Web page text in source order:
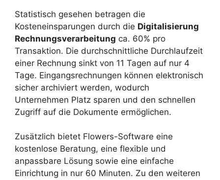
Statistisch gesehen betragen die
Kosteneinsparungen durch die Digitalisierung
Rechnungsverarbeitung ca. 60% pro
Transaktion. Die durchschnittliche Durchlaufzeit
einer Rechnung sinkt von 11 Tagen auf nur 4
Tage. Eingangsrechnungen können elektronisch
sicher archiviert werden, wodurch
Unternehmen Platz sparen und den schnellen
Zugriff auf die Dokumente ermöglichen.
Zusätzlich bietet Flowers-Software eine
kostenlose Beratung, eine flexible und
anpassbare Lösung sowie eine einfache
Einrichtung in nur 60 Minuten. Zu den weiteren